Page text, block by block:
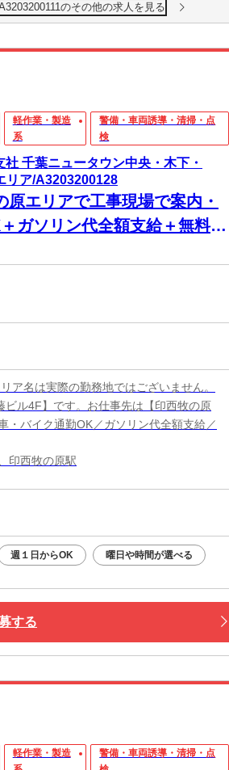
のその他の求人を見る
軽作業・製造
系
警備・車両誘導・清掃・点
検
千葉ニュータウン中央・木下・
リア/A3203200128
エリアで工事現場で案内・
ガソリン代全額支給＋無料駐
ア名は実際の勤務地ではございません。
ル4F】です。お仕事先は【印西牧の原
・バイク通勤OK／ガソリン代全額支給／
印西牧の原駅
週１日からOK 曜日や時間が選べる
する
軽作業・製造
警備・車両誘導・清掃・点